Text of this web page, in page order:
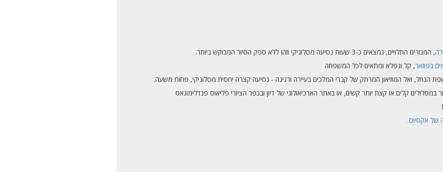
, המנזרים התלויים, נמצאים כ-3 שעות נסיעה מסלוניקי וזהו ללא ספק הסיור המבוקש ביותר.
בפוזאר, קל ונפלא ומתאים לכל המשפחה
הנחל, ואל המוזיאון המרתק של קברי המלכים בעיירה ורגינה - נסיעה קצרה יחסית מסלוניקי, פחות משעה.
במסלולים קלים או קצת יותר קשים, או באתר הארכיאולוגי של דיון ובכפר הציורי פליאוס פנדלימונאס
של אקסיוס.